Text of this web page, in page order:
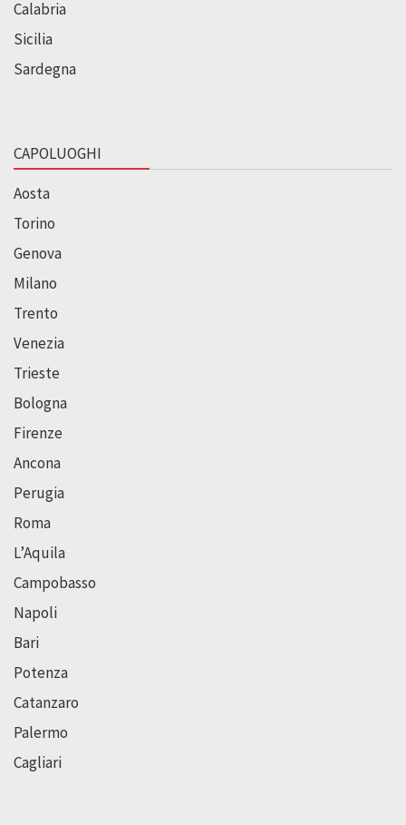
Calabria
Sicilia
Sardegna
CAPOLUOGHI
Aosta
Torino
Genova
Milano
Trento
Venezia
Trieste
Bologna
Firenze
Ancona
Perugia
Roma
L’Aquila
Campobasso
Napoli
Bari
Potenza
Catanzaro
Palermo
Cagliari